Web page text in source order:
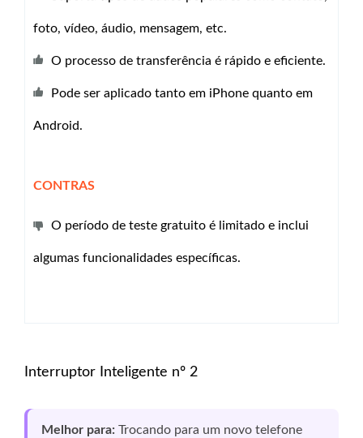
foto, vídeo, áudio, mensagem, etc.
O processo de transferência é rápido e eficiente.
Pode ser aplicado tanto em iPhone quanto em
Android.
CONTRAS
O período de teste gratuito é limitado e inclui
algumas funcionalidades específicas.
Interruptor Inteligente nº 2
Melhor para: Trocando para um novo telefone